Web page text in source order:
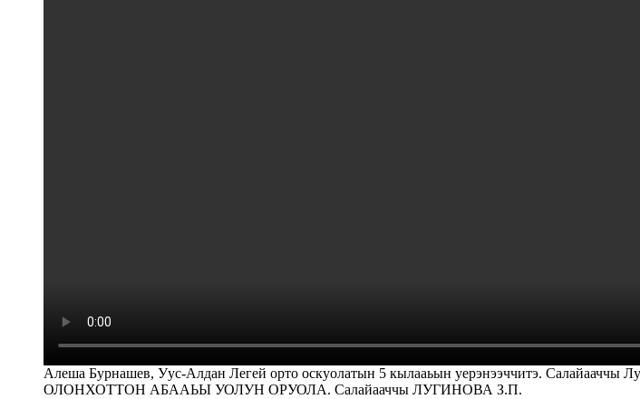
Алеша Бурнашев, Уус-Алдан Легей орто оскуолатын 5 кылааьын уерэнээччитэ.
ОЛОНХОТТОН АБААЬЫ УОЛУН ОРУОЛА. Салайааччы ЛУГИНОВА З.П.